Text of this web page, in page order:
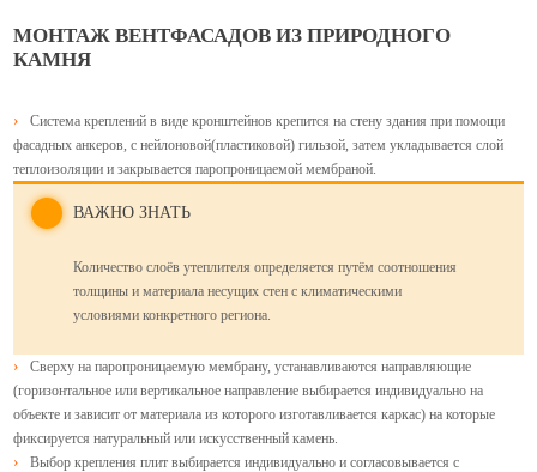
МОНТАЖ ВЕНТФАСАДОВ ИЗ ПРИРОДНОГО
КАМНЯ
Система креплений в виде кронштейнов крепится на стену здания при помощи
фасадных анкеров, с нейлоновой(пластиковой) гильзой, затем укладывается слой
теплоизоляции и закрывается паропроницаемой мембраной.
ВАЖНО ЗНАТЬ
Количество слоёв утеплителя определяется путём соотношения
толщины и материала несущих стен с климатическими
условиями конкретного региона.
Сверху на паропроницаемую мембрану, устанавливаются направляющие
(горизонтальное или вертикальное направление выбирается индивидуально на
объекте и зависит от материала из которого изготавливается каркас) на которые
фиксируется натуральный или искусственный камень.
Выбор крепления плит выбирается индивидуально и согласовывается с